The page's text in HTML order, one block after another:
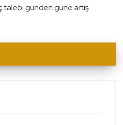
talebi günden güne artış